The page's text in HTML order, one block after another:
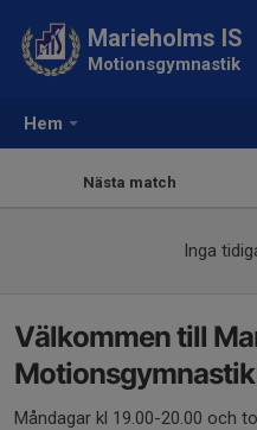
Hem
Marieholms IS
Motionsgymnastik
Nästa match
Inga
Välkommen till
Måndagar kl 19.00-20.00 och